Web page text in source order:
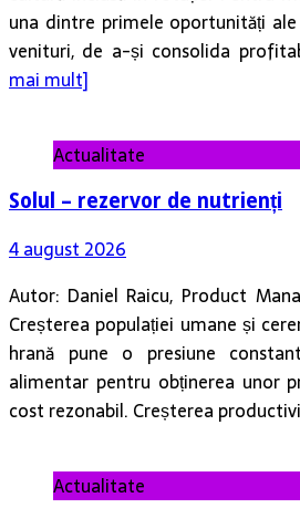
una dintre primele oportunități
venituri, de a-și consolida
mai mult]
Actualitate
Solul – rezervor de nutrienți
4 august 2026
Autor: Daniel Raicu, Product
Creșterea populației umane și
hrană pune o presiune
alimentar pentru obținerea unor
cost rezonabil. Creșterea
Actualitate